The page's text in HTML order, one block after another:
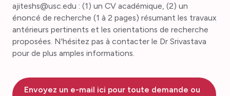
ajiteshs@usc.edu : (1) un CV académique, (2) un
énoncé de recherche (1 à 2 pages) résumant les travaux
antérieurs pertinents et les orientations de recherche
proposées. N'hésitez pas à contacter le Dr Srivastava
pour de plus amples informations.
Envoyez un e-mail ici pour toute demande ou